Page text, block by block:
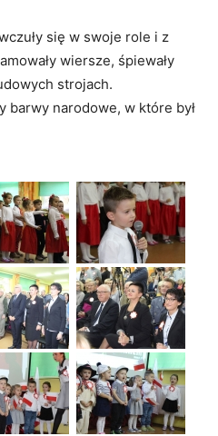
się w swoje role i z
wiersze, śpiewały
strojach.
barwy narodowe, w które był